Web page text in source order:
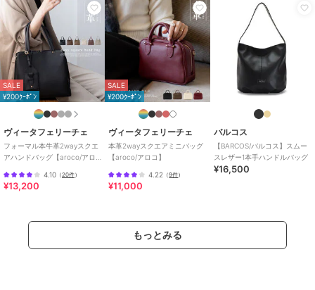
SALE
¥200ｸｰﾎﾟﾝ
ヴィータフェリーチェ
フォーマル本牛革2wayスクエ
アハンドバッグ【aroco/アロ
4.10 （20件）
¥13,200
SALE
¥200ｸｰﾎﾟﾝ
ヴィータフェリーチェ
本革2wayスクエアミニバッグ
【aroco/アロコ】
4.22 （9件）
¥11,000
バルコス
【BARCOS/バルコス】スムー
スレザー1本手ハンドルバッグ
¥16,500
もっとみる